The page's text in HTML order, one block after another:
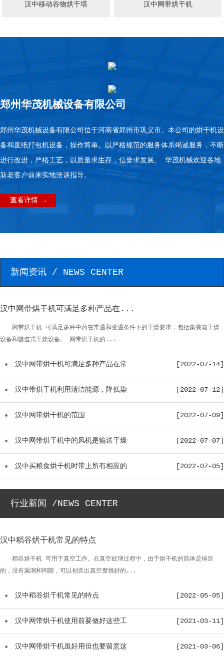
汉中移动谷物烘干塔 汉中网带烘干机
郑州华茂机械设备有限公司
郑州华茂机械设备有限公司位于河南省郑州市巩义市。本公司的烘干机设
备和废纸打包机设备，操作简单。以严格规范的服务体系竭诚服务，不断
进行改进，严格工艺，以质量求生存，信誉求发展。 华茂机械欢迎各地
新老客户前来实地洽谈指导。
查看详情 →
新闻资讯 / NEWS CENTER
汉中网带烘干机可满足多种产品在...
网带烘干机 可满足多种中药在常温和变温条件下的干燥要求，包括集装箱干燥
设备和隧道式干燥设备。 网带烘干机的...
汉中网带烘干机可满足多种产品在常
温...
[2022-07-14]
汉中带烘干机利用清洁能源，降低染
料...
[2022-07-12]
汉中网带烘干机的范围 [2022-07-09]
汉中网带烘干机中的风机是输送干燥
介...
[2022-07-07]
汉中买粮食烘干机时带上所有相应的
配...
[2022-07-05]
行业新闻 /NEWS CENTER
汉中稻谷烘干机常见的特点
稻谷烘干机 可用于真空工作。在真空处理过程中，由于烘干机的筒体是铸造
的，没有漏洞和间隙，可以创造出真空度很好的...
汉中稻谷烘干机常见的特点 [2022-05-05]
汉中网带烘干机使用前要做好这些工
作...
[2021-03-11]
汉中网带烘干机虽好用但也要留意这 [2021-03-06]